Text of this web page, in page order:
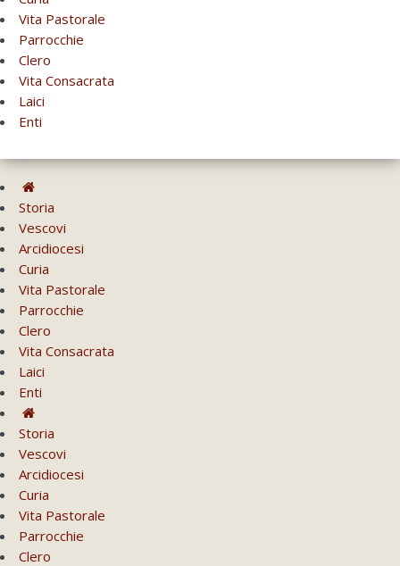
Vita Pastorale
Parrocchie
Clero
Vita Consacrata
Laici
Enti
Storia
Vescovi
Arcidiocesi
Curia
Vita Pastorale
Parrocchie
Clero
Vita Consacrata
Laici
Enti
Storia
Vescovi
Arcidiocesi
Curia
Vita Pastorale
Parrocchie
Clero